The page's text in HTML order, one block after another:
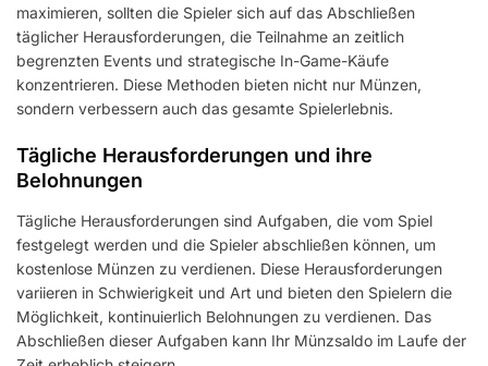
maximieren, sollten die Spieler sich auf das Abschließen
täglicher Herausforderungen, die Teilnahme an zeitlich
begrenzten Events und strategische In-Game-Käufe
konzentrieren. Diese Methoden bieten nicht nur Münzen,
sondern verbessern auch das gesamte Spielerlebnis.
Tägliche Herausforderungen und ihre
Belohnungen
Tägliche Herausforderungen sind Aufgaben, die vom Spiel
festgelegt werden und die Spieler abschließen können, um
kostenlose Münzen zu verdienen. Diese Herausforderungen
variieren in Schwierigkeit und Art und bieten den Spielern die
Möglichkeit, kontinuierlich Belohnungen zu verdienen. Das
Abschließen dieser Aufgaben kann Ihr Münzsaldo im Laufe der